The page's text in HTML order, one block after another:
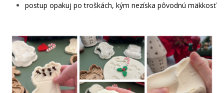
postup opakuj po troškách, kým nezíska pôvodnú mäkkosť